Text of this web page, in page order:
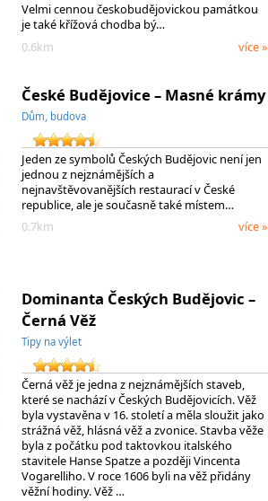
Velmi cennou českobudějovickou památkou
je také křížová chodba bý…
0.6km
více »
České Budějovice – Masné krámy
Dům, budova
Jeden ze symbolů Českých Budějovic není jen
jednou z nejznámějších a
nejnavštěvovanějších restaurací v České
republice, ale je současně také místem…
0.7km
více »
Dominanta Českých Budějovic –
Černá Věž
Tipy na výlet
Černá věž je jedna z nejznámějších staveb,
které se nachází v Českých Budějovicích. Věž
byla vystavěna v 16. století a měla sloužit jako
strážná věž, hlásná věž a zvonice. Stavba věže
byla z počátku pod taktovkou italského
stavitele Hanse Spatze a později Vincenta
Vogarelliho. V roce 1606 byli na věž přidány
věžní hodiny. Věž …